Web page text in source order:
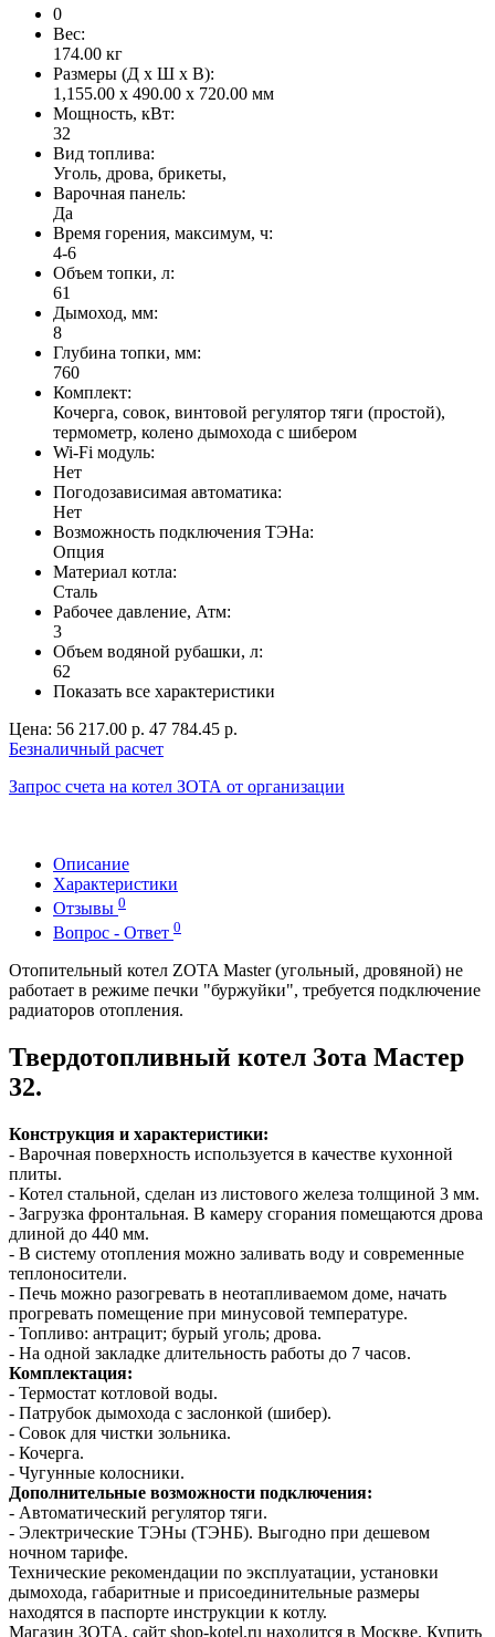
0
Вес:
174.00 кг
Размеры (Д x Ш x В):
1,155.00 x 490.00 x 720.00 мм
Мощность, кВт:
32
Вид топлива:
Уголь, дрова, брикеты,
Варочная панель:
Да
Время горения, максимум, ч:
4-6
Объем топки, л:
61
Дымоход, мм:
8
Глубина топки, мм:
760
Комплект:
Кочерга, совок, винтовой регулятор тяги (простой),
термометр, колено дымохода с шибером
Wi-Fi модуль:
Нет
Погодозависимая автоматика:
Нет
Возможность подключения ТЭНа:
Опция
Материал котла:
Сталь
Рабочее давление, Атм:
3
Объем водяной рубашки, л:
62
Показать все характеристики
Цена: 56 217.00 р. 47 784.45 р.
Безналичный расчет
Запрос счета на котел ЗОТА от организации
Описание
Характеристики
Отзывы 0
Вопрос - Ответ 0
Отопительный котел ZOTA Master (угольный, дровяной) не
работает в режиме печки "буржуйки", требуется подключение
радиаторов отопления.
Твердотопливный котел Зота Мастер
32.
Конструкция и характеристики:
- Варочная поверхность используется в качестве кухонной
плиты.
- Котел стальной, сделан из листового железа толщиной 3 мм.
- Загрузка фронтальная. В камеру сгорания помещаются дрова
длиной до 440 мм.
- В систему отопления можно заливать воду и современные
теплоносители.
- Печь можно разогревать в неотапливаемом доме, начать
прогревать помещение при минусовой температуре.
- Топливо: антрацит; бурый уголь; дрова.
- На одной закладке длительность работы до 7 часов.
Комплектация:
- Термостат котловой воды.
- Патрубок дымохода с заслонкой (шибер).
- Совок для чистки зольника.
- Кочерга.
- Чугунные колосники.
Дополнительные возможности подключения:
- Автоматический регулятор тяги.
- Электрические ТЭНы (ТЭНБ). Выгодно при дешевом
ночном тарифе.
Технические рекомендации по эксплуатации, установки
дымохода, габаритные и присоединительные размеры
находятся в паспорте инструкции к котлу.
Магазин ЗОТА, сайт shop-kotel.ru находится в Москве. Купить